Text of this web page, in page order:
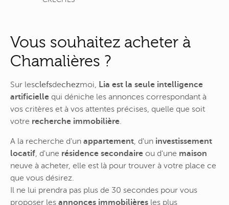
Vous souhaitez acheter à
Chamalières ?
Sur lesclefsdechezmoi, Lia est la seule intelligence
artificielle qui déniche les annonces correspondant à
vos critères et à vos attentes précises, quelle que soit
votre recherche immobilière.
A la recherche d'un appartement, d'un investissement
locatif, d'une résidence secondaire ou d'une maison
neuve à acheter, elle est là pour trouver à votre place ce
que vous désirez.
Il ne lui prendra pas plus de 30 secondes pour vous
proposer les annonces immobilières les plus